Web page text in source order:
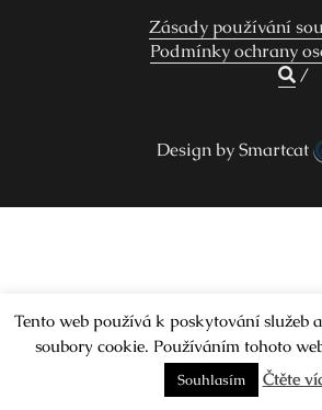
Zásady používání
Podmínky ochrany
Design by Smartcat
Tento web používá k poskytování služeb
soubory cookie. Používáním tohoto
Souhlasím Čtěte